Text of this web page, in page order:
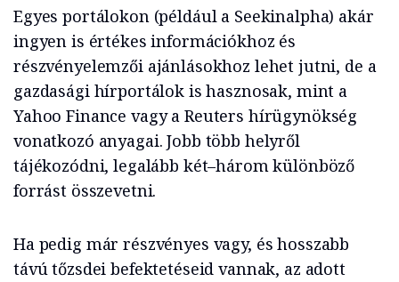
Egyes portálokon (például a Seekinalpha) akár
ingyen is értékes információkhoz és
részvényelemzői ajánlásokhoz lehet jutni, de a
gazdasági hírportálok is hasznosak, mint a
Yahoo Finance vagy a Reuters hírügynökség
vonatkozó anyagai. Jobb több helyről
tájékozódni, legalább két–három különböző
forrást összevetni.
Ha pedig már részvényes vagy, és hosszabb
távú tőzsdei befektetéseid vannak, az adott